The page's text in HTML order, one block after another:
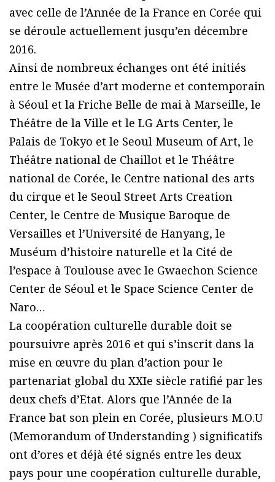
avec celle de l’Année de la France en Corée qui
se déroule actuellement jusqu’en décembre
2016.
Ainsi de nombreux échanges ont été initiés
entre le Musée d’art moderne et contemporain
à Séoul et la Friche Belle de mai à Marseille, le
Théâtre de la Ville et le LG Arts Center, le
Palais de Tokyo et le Seoul Museum of Art, le
Théâtre national de Chaillot et le Théâtre
national de Corée, le Centre national des arts
du cirque et le Seoul Street Arts Creation
Center, le Centre de Musique Baroque de
Versailles et l’Université de Hanyang, le
Muséum d’histoire naturelle et la Cité de
l’espace à Toulouse avec le Gwaechon Science
Center de Séoul et le Space Science Center de
Naro…
La coopération culturelle durable doit se
poursuivre après 2016 et qui s’inscrit dans la
mise en œuvre du plan d’action pour le
partenariat global du XXIe siècle ratifié par les
deux chefs d’Etat. Alors que l’Année de la
France bat son plein en Corée, plusieurs M.O.U
(Memorandum of Understanding ) significatifs
ont d’ores et déjà été signés entre les deux
pays pour une coopération culturelle durable,